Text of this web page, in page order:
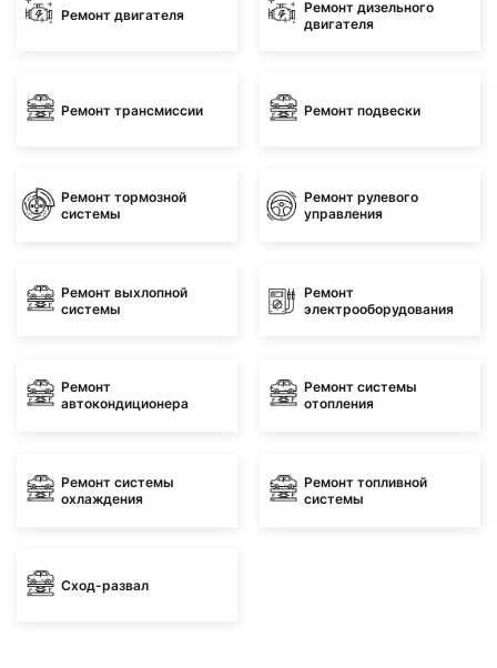
Ремонт двигателя
Ремонт дизельного
двигателя
Ремонт трансмиссии Ремонт подвески
Ремонт тормозной
системы
Ремонт рулевого
управления
Ремонт выхлопной
системы
Ремонт
электрооборудования
Ремонт
автокондиционера
Ремонт системы
отопления
Ремонт системы
охлаждения
Ремонт топливной
системы
Сход-развал